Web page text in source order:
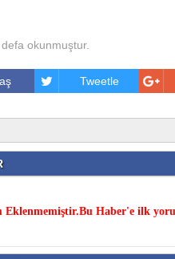
defa okunmuştur.
Tweetle
Eklenmemiştir.Bu Haber'e ilk